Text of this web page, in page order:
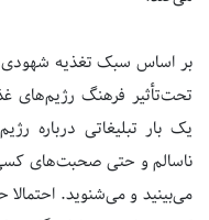
بر اساس سبک تغذیه شهودی،
تحت‌تأثیر فرهنگ
یک‌ بار تبلیغاتی درباره
ناسالم و حتی صحبت‌های
می‌بینید و می‌شنوید.